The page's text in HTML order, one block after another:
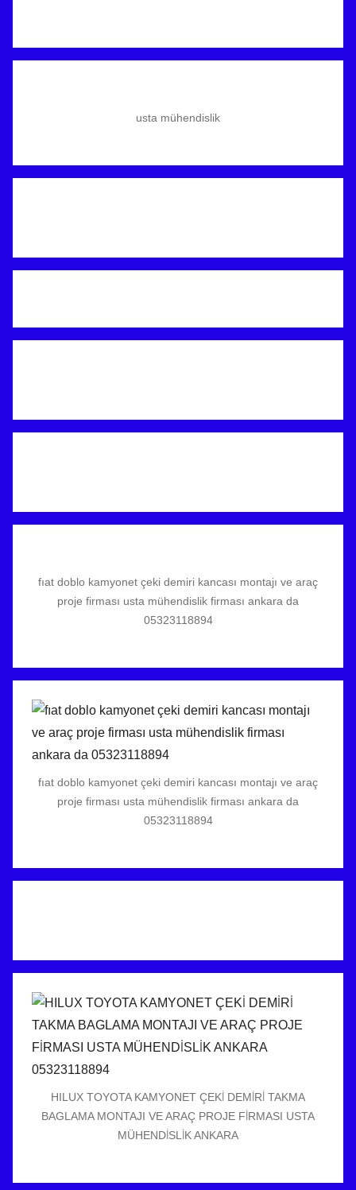
usta mühendislik
fıat doblo kamyonet çeki demiri kancası montajı ve araç
proje firması usta mühendislik firması ankara da
05323118894
fıat doblo kamyonet çeki demiri kancası montajı ve araç
proje firması usta mühendislik firması ankara da
05323118894
HILUX TOYOTA KAMYONET ÇEKİ DEMİRİ TAKMA
BAGLAMA MONTAJI VE ARAÇ PROJE FİRMASI USTA
MÜHENDİSLİK ANKARA